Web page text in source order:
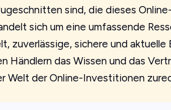
sind, die dieses
sich um eine umfassende
zuverlässige, sichere und
Händlern das Wissen und das
Welt der Online-Investitionen